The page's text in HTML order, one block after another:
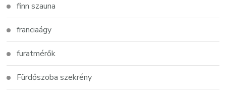
finn szauna
franciaágy
furatmérők
Fürdőszoba szekrény